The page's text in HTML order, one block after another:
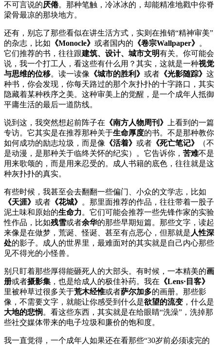
不可言说的厌倦。那种笔触，冷冰冰的，却能精准地戳中你脊
梁骨最凉的那块地方。
还有，别忘了那些看似在讲生活方式，实则在推销“精神审美”
的杂志，比如 《Monocle》 或者国内的 《卷宗Wallpaper》 。
它们推荐的书，往往跟建筑、设计、城市文明有关。你可能会
说，我一个打工人，看这些有什么用？其实，这就是一种视觉
与思维的位移。读一读像 《城市的胜利》 或者 《光影随踪》 这
种书，你会发现，你每天路过的那个灰扑扑的十字路口，其实
隐藏着某种秩序之美。这种审美上的觉醒，是一个成年人抵御
平庸生活的最后一道防线。
说到这，我突然想起前阵子在 《南方人物周刊》
上看到的一篇
专访。它其实是在推荐那种关于生命厚度的书。不是那种教你
如何成功的励志垃圾，而是像 《活着》 或者 《死亡笔记》
（不
是动漫，是那种关于临终关怀的纪实）。它告诉你， 苦难不是
用来歌颂的，而是用来忍受的。成人书籍的底色，往往就是这
种灰扑扑的真实。
有些时候，我甚至会去翻翻一些偏门、小众的文学志，比如
《天涯》 或者 《花城》 。那里面推荐的作品，往往带着一股子
泥土味和原始的生命力。它们可能会推荐一些先锋作家的实验
性作品，比如残雪或者余华的那些早期短篇。那些文字，读起
来像是在做梦，荒诞、怪诞、甚至有点恶心，但那就是 人性深
处的影子。成人的世界里，最难面对的其实就是自己内心那些
见不得光的小怪兽。
别只盯着那些厚得能砸死人的大部头。有时候，一本精美的画
册或者摄影集 ，也是给成人的极佳补药。我在 《Lens·目客》
里被种草过很多关于荒木经惟或者萨尔加多的画册。那些影
像，不需要文字，就能让你感受到什么是欲望的流变 ，什么是
大地的悲悯 。看这些东西，其实就是在给眼睛“洗澡”，洗掉那
些社交媒体带来的电子垃圾和廉价的饱和度。
我一直觉得，一个成年人如果还在看那些“30岁前必须读完的